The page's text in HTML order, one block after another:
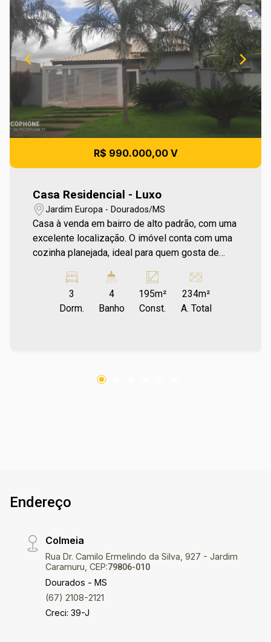
R$ 990.000,00 V
Casa Residencial - Luxo
Jardim Europa - Dourados/MS
Casa à venda em bairro de alto padrão, com uma
excelente localização. O imóvel conta com uma
cozinha planejada, ideal para quem gosta de
com churrasqueira é perfeito para reunir amigos
e familiares para momentos de lazer e
descontração. Para mais informações entre em
3
Dorm.
4
Banho
195m²
Const.
234m²
A. Total
Endereço
Colmeia
Rua Dr. Camilo Ermelindo da Silva, 927 - Jardim
Caramuru, CEP:79806-010
Dourados - MS
(67) 2108-2121
Creci: 39-J